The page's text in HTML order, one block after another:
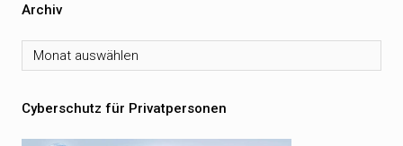
Archiv
Archiv
Cyberschutz für Privatpersonen